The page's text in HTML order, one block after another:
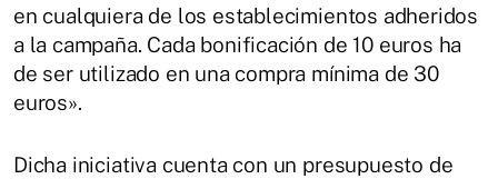
en cualquiera de los establecimientos adheridos
a la campaña. Cada bonificación de 10 euros ha
de ser utilizado en una compra mínima de 30
euros».
Dicha iniciativa cuenta con un presupuesto de